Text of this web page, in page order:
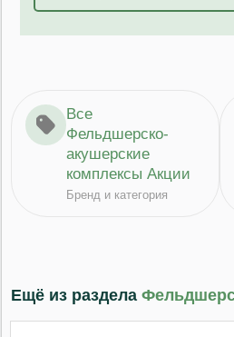
Все
Фельдшерско-
акушерские
комплексы Акции
Бренд и категория
Ещё из раздела